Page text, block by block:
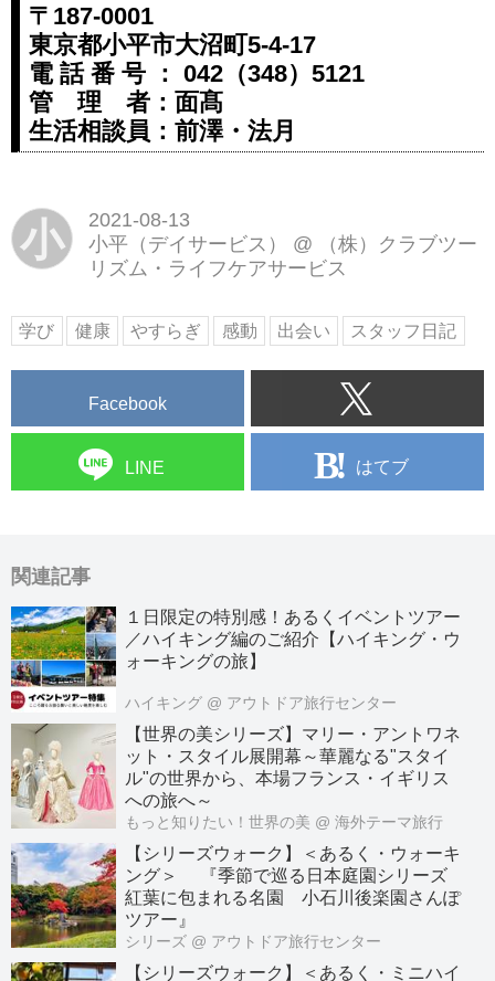
市、東久留米市の送迎に対応して
おります。
〒187-0001
東京都小平市大沼町5-4-17
電 話 番 号 ： 042（348）5121
管 理 者：面髙
生活相談員：前澤・法月
小
2021-08-13
小平（デイサービス）
@
（株）クラブツー
リズム・ライフケアサービス
学び 健康 やすらぎ 感動 出会い スタッフ日記
Facebook
LINE はてブ
関連記事
１日限定の特別感！あるくイベントツアー
／ハイキング編のご紹介【ハイキング・ウ
ォーキングの旅】
ハイキング @ アウトドア旅行センター
【世界の美シリーズ】マリー・アントワネ
ット・スタイル展開幕～華麗なる"スタイ
ル"の世界から、本場フランス・イギリス
への旅へ～
もっと知りたい！世界の美 @ 海外テーマ旅行
【シリーズウォーク】＜あるく・ウォーキ
ング＞ 『季節で巡る日本庭園シリーズ
紅葉に包まれる名園 小石川後楽園さんぽ
ツアー』
シリーズ @ アウトドア旅行センター
【シリーズウォーク】＜あるく・ミニハイ